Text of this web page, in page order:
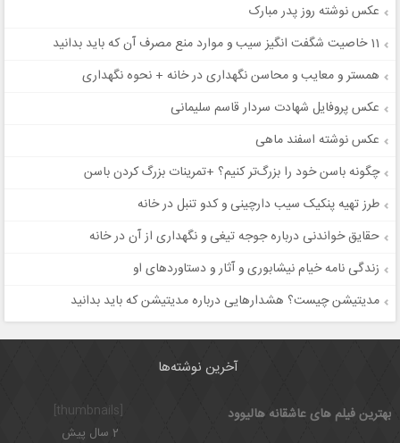
عکس نوشته روز پدر مبارک
11 خاصیت شگفت انگیز سیب و موارد منع مصرف آن که باید بدانید
همستر و معایب و محاسن نگهداری در خانه + نحوه نگهداری
عکس پروفایل شهادت سردار قاسم سلیمانی
عکس نوشته اسفند ماهی
چگونه باسن خود را بزرگ‌تر کنیم؟ +تمرینات بزرگ کردن باسن
طرز تهیه پنکیک سیب دارچینی و کدو تنبل در خانه
حقایق خواندنی درباره جوجه تیغی و نگهداری از آن در خانه
زندگی نامه خیام نیشابوری و آثار و دستاوردهای او
مدیتیشن چیست؟ هشدارهایی درباره مدیتیشن که باید بدانید
آخرین نوشته‌ها
بهترین فیلم های عاشقانه هالیوود
2 سال پیش